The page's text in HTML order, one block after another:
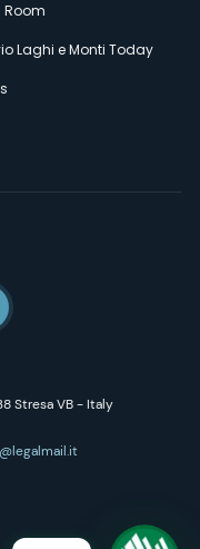
Room
Laghi e Monti Today
Stresa VB - Italy